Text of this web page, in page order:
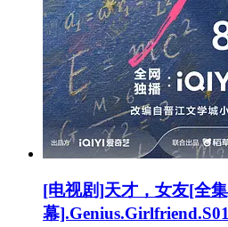
[电视剧]天才，女友[全
幕